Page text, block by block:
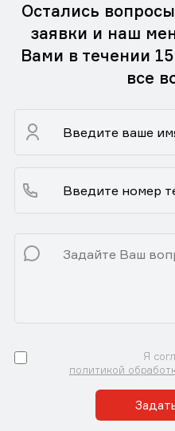
Остались
заявки и наш
Вами в течении
все
Я
политикой